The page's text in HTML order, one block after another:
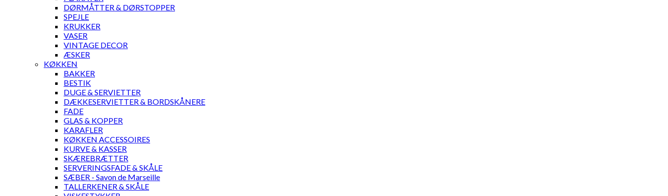
DØRMÅTTER & DØRSTOPPER
SPEJLE
KRUKKER
VASER
VINTAGE DECOR
ÆSKER
KØKKEN
BAKKER
BESTIK
DUGE & SERVIETTER
DÆKKESERVIETTER & BORDSKÅNERE
FADE
GLAS & KOPPER
KARAFLER
KØKKEN ACCESSOIRES
KURVE & KASSER
SKÆREBRÆTTER
SERVERINGSFADE & SKÅLE
SÆBER - Savon de Marseille
TALLERKENER & SKÅLE